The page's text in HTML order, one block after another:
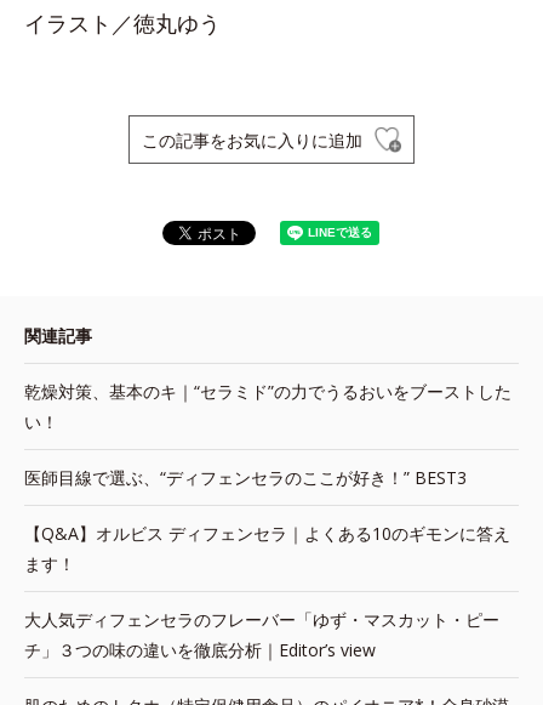
イラスト／徳丸ゆう
この記事をお気に入りに追加
関連記事
乾燥対策、基本のキ｜“セラミド”の力でうるおいをブーストした
い！
医師目線で選ぶ、“ディフェンセラのここが好き！” BEST3
【Q&A】オルビス ディフェンセラ｜よくある10のギモンに答え
ます！
大人気ディフェンセラのフレーバー「ゆず・マスカット・ピー
チ」３つの味の違いを徹底分析｜Editor’s view